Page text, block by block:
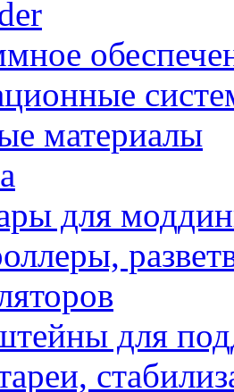
материалы
для
для